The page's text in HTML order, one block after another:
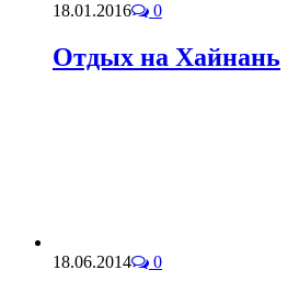
18.01.2016 0
Отдых на Хайнань
18.06.2014 0